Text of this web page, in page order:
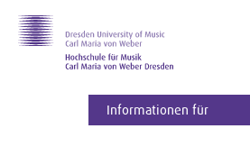
Informationen für